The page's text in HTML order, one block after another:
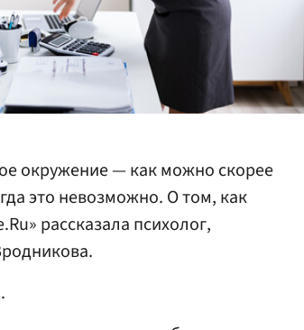
окружение — как можно скорее
это невозможно. О том, как
рассказала психолог,